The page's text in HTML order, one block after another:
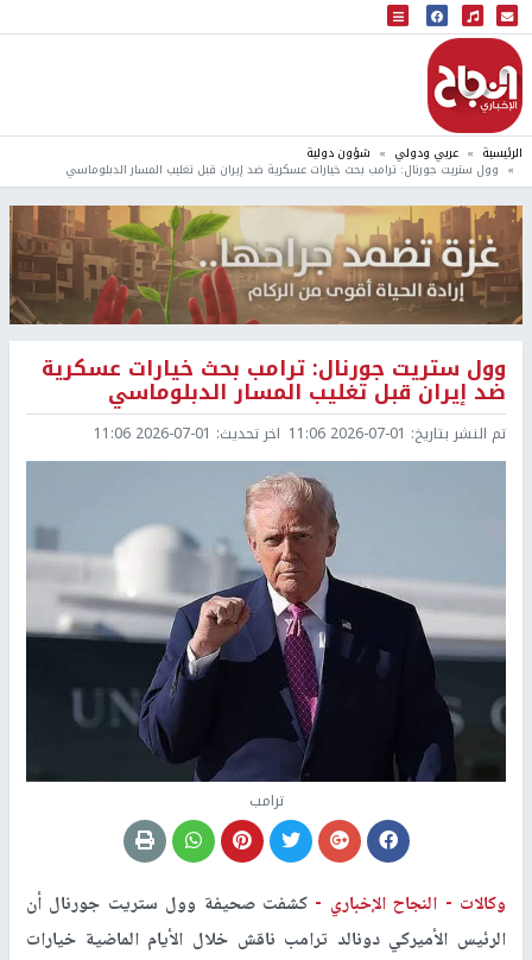
البث المباشر
إذاعة النجاح
الرئيسية عربي ودولي شؤون دولية
وول ستريت جورنال: ترامب بحث خيارات عسكرية ضد إيران قبل تغليب المسار الدبلوماسي
وول ستريت جورنال: ترامب بحث خيارات عسكرية
ضد إيران قبل تغليب المسار الدبلوماسي
تم النشر بتاريخ: 2026-07-01 11:06 اخر تحديث: 2026-07-01 11:06
ترامب
وكالات - النجاح الإخباري - كشفت صحيفة وول ستريت جورنال أن
الرئيس الأميركي دونالد ترامب ناقش خلال الأيام الماضية خيارات